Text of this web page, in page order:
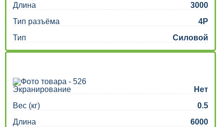
Длина
3000
Тип разъёма
4P
Тип
Силовой
Экранирование
Нет
Вес (кг)
0.5
Длина
6000